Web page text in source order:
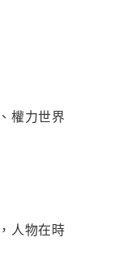
權力世界
人物在時